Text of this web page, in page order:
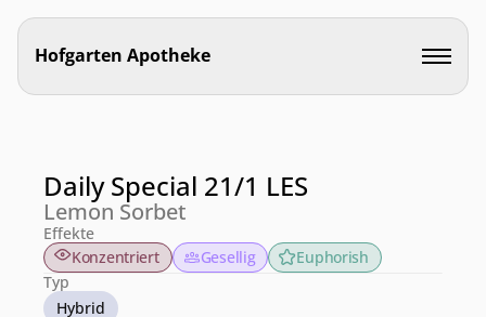
Daily Special 21/1 LES
Lemon Sorbet
Effekte
Konzentriert
Gesellig Euphorish
Typ
Hybrid
Hofgarten Apotheke